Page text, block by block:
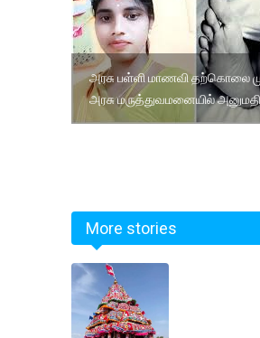
அரசு பள்ளி மாணவி தற்கொலை
அரசு மருத்துவமனையில் அனுமதி
More stories